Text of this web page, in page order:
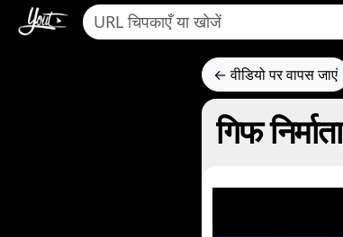
← वीडियो पर वापस जाएं
गिफ निर्माता